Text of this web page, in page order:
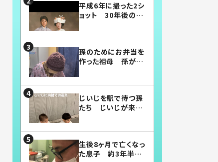
平成6年に撮った2シ
ョット 30年後の姿
孫のためにお弁当を
作った祖母 孫が絶
じいじを駅で待つ孫
たち じいじが来た
まらない」「幸せにな
れる」
生後8ヶ月で亡くなっ
た息子 約3年半